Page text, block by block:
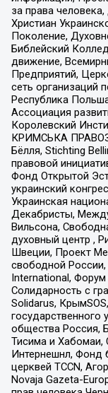
за права
Христиан
Поколение,
Библейский
движение,
Предприятий,
сеть организаций
Республика
Ассоциация
Королевский
КРИМСЬКА
Бёлля, Stichting
правовой
Фонд Открытой
украинский
Украинская
Декабристы,
Вильсона,
духовный центр ,
Швеции, Проект
свободной
International,
Солидарность с
Solidarus,
государственного
общества Россия,
Тисима и Хабомаи,
Интернешнл, Фонд
церквей TCCN,
Novaja Gazeta-